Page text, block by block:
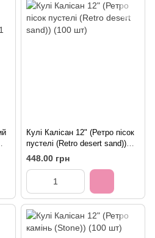
Кулі Калісан 12" (Ретро пісок
пустелі (Retro desert sand))
(100 шт)
448.00 грн